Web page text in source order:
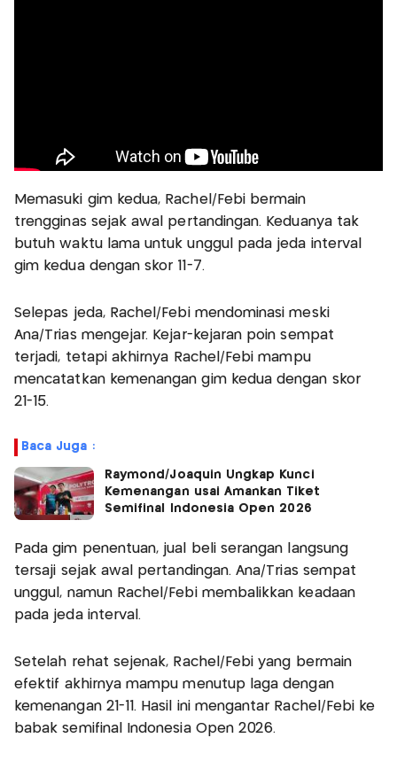
Memasuki gim kedua, Rachel/Febi bermain
trengginas sejak awal pertandingan. Keduanya tak
butuh waktu lama untuk unggul pada jeda interval
gim kedua dengan skor 11-7.
Selepas jeda, Rachel/Febi mendominasi meski
Ana/Trias mengejar. Kejar-kejaran poin sempat
terjadi, tetapi akhirnya Rachel/Febi mampu
mencatatkan kemenangan gim kedua dengan skor
21-15.
Baca Juga :
Raymond/Joaquin Ungkap Kunci
Kemenangan usai Amankan Tiket
Semifinal Indonesia Open 2026
Pada gim penentuan, jual beli serangan langsung
tersaji sejak awal pertandingan. Ana/Trias sempat
unggul, namun Rachel/Febi membalikkan keadaan
pada jeda interval.
Setelah rehat sejenak, Rachel/Febi yang bermain
efektif akhirnya mampu menutup laga dengan
kemenangan 21-11. Hasil ini mengantar Rachel/Febi ke
babak semifinal Indonesia Open 2026.